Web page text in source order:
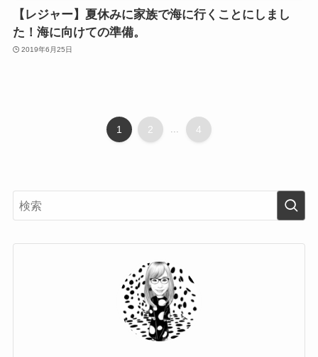
【レジャー】夏休みに家族で海に行くことにしまし
た！海に向けての準備。
2019年6月25日
1 2 4